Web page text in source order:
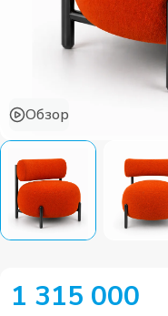
Обзор
1 315 000